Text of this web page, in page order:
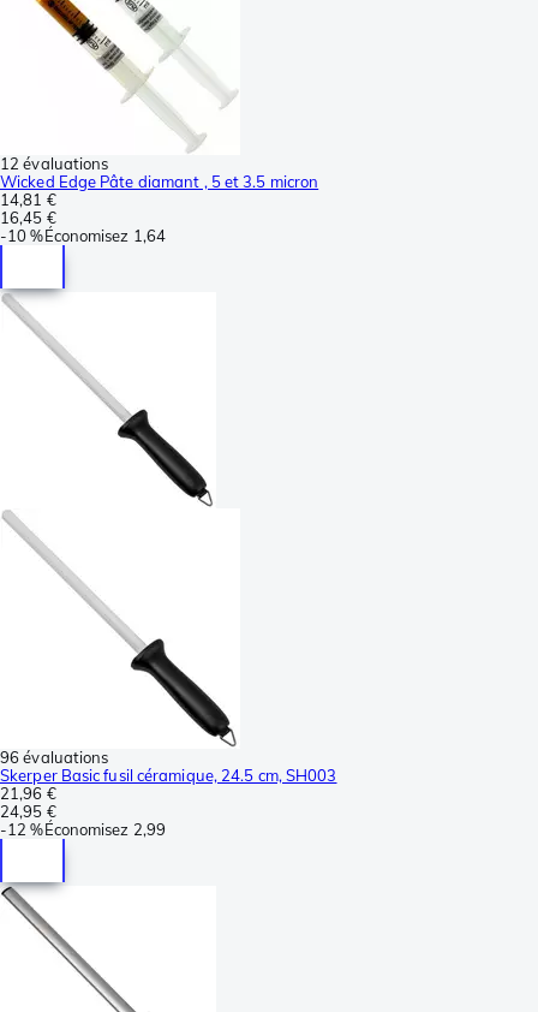
12 évaluations
Wicked Edge Pâte diamant , 5 et 3.5 micron
14,81 €
16,45 €
-10 %Économisez 1,64
96 évaluations
Skerper Basic fusil céramique, 24.5 cm, SH003
21,96 €
24,95 €
-12 %Économisez 2,99